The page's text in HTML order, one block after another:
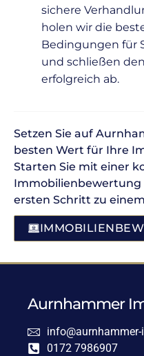
sichere
holen wir die
Bedingungen für
und schließen
erfolgreich ab.
Setzen Sie auf
besten Wert für Ihre
Starten Sie mit einer
Immobilienbewertung
ersten Schritt zu
Aurnhammer
0172 7986907